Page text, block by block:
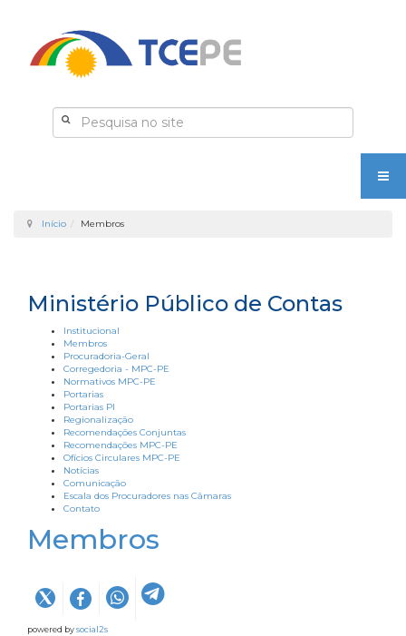
Início Membros
Ministério Público de Contas
Institucional
Membros
Procuradoria-Geral
Corregedoria - MPC-PE
Normativos MPC-PE
Portarias
Portarias PI
Regionalização
Recomendações Conjuntas
Recomendações MPC-PE
Ofícios Circulares MPC-PE
Notícias
Comunicação
Escala dos Procuradores nas Câmaras
Contato
Membros
powered bysocial2s